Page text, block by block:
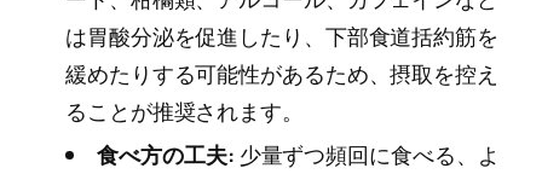
は胃酸分泌を促進したり、下部食道括約筋を
緩めたりする可能性があるため、摂取を控え
ることが推奨されます。
食べ方の工夫: 少量ずつ頻回に食べる、よ